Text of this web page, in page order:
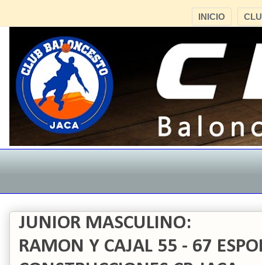
INICIO
JUNIOR MASCULINO:
RAMON Y CAJAL 55 - 67